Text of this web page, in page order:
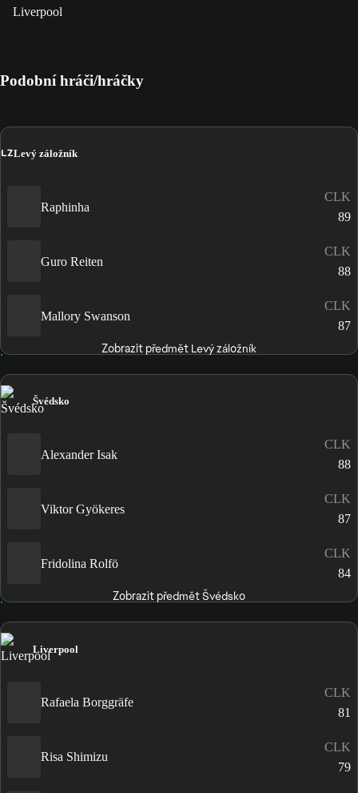
Liverpool
Podobní hráči/hráčky
LZLevý záložník
Raphinha
CLK
89
Guro Reiten
CLK
88
Mallory Swanson
CLK
87
Zobrazit předmět Levý záložník
Švédsko
Alexander Isak
CLK
88
Viktor Gyökeres
CLK
87
Fridolina Rolfö
CLK
84
Zobrazit předmět Švédsko
Liverpool
Rafaela Borggräfe
CLK
81
Risa Shimizu
CLK
79